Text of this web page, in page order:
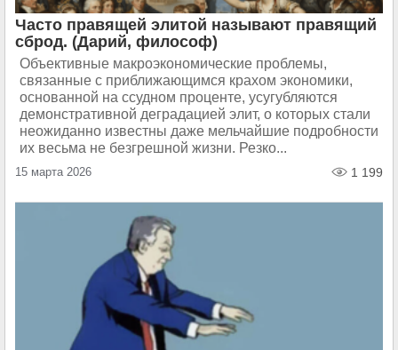
Часто правящей элитой называют правящий
сброд. (Дарий, философ)
Объективные макроэкономические проблемы,
связанные с приближающимся крахом экономики,
основанной на ссудном проценте, усугубляются
демонстративной деградацией элит, о которых стали
неожиданно известны даже мельчайшие подробности
их весьма не безгрешной жизни. Резко...
15 марта 2026 1 199